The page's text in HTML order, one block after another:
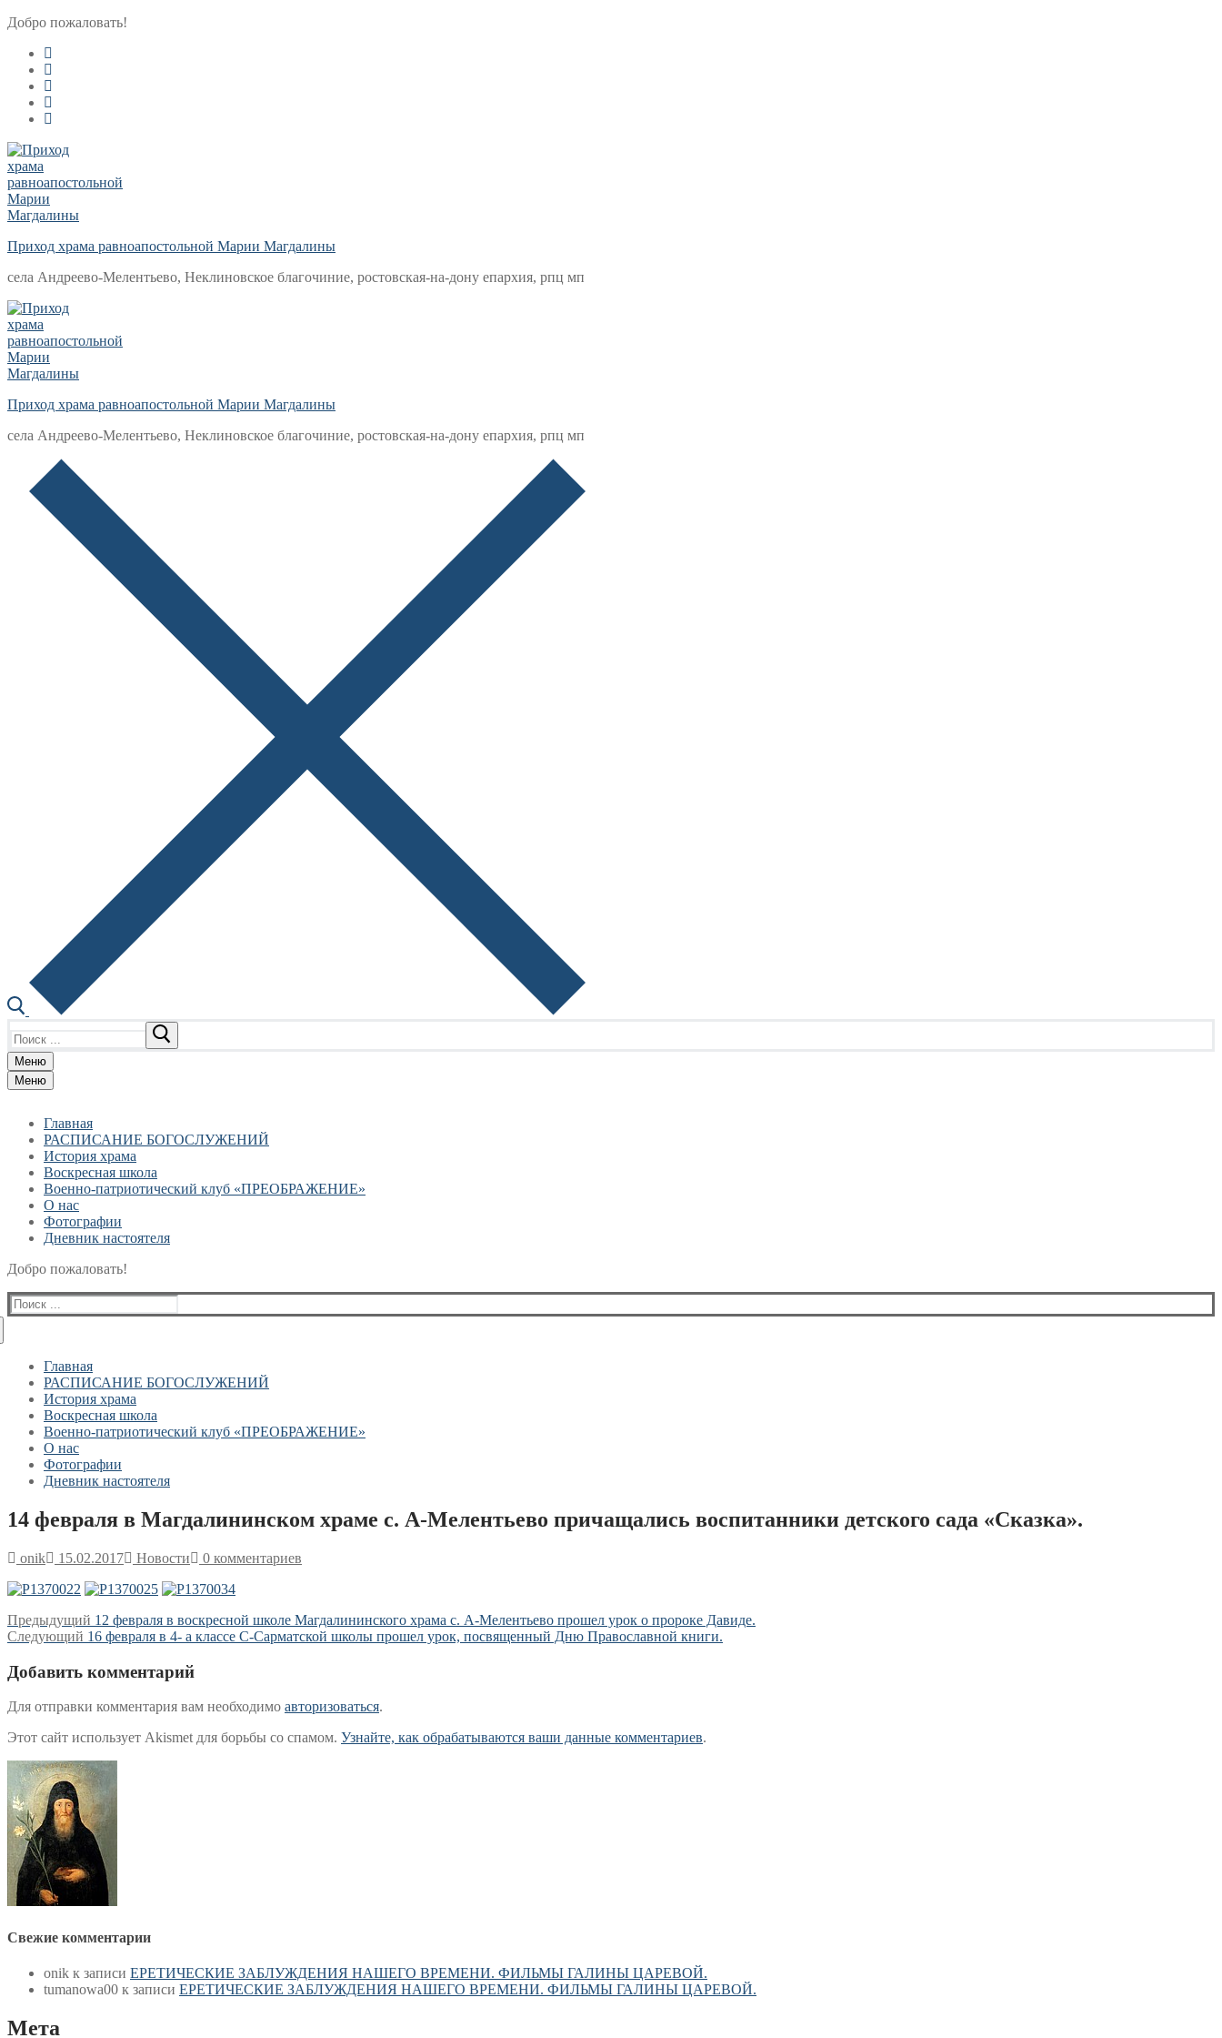
Перейти
содержимому
Меню
Закрыть
Добро пожаловать!
Приход храма равноапостольной Марии Магдалины
села Андреево-Мелентьево, Неклиновское благочиние, ростовская-на-дону епархия, рпц мп
Приход храма равноапостольной Марии Магдалины
села Андреево-Мелентьево, Неклиновское благочиние, ростовская-на-дону епархия, рпц мп
Меню
Меню
Главная
РАСПИСАНИЕ БОГОСЛУЖЕНИЙ
История храма
Воскресная школа
Военно-патриотический клуб «ПРЕОБРАЖЕНИЕ»
О нас
Фотографии
Дневник настоятеля
Добро пожаловать!
Найти:
Главная
РАСПИСАНИЕ БОГОСЛУЖЕНИЙ
История храма
Воскресная школа
Военно-патриотический клуб «ПРЕОБРАЖЕНИЕ»
О нас
Фотографии
Дневник настоятеля
14 февраля в Магдалининском храме с. А-Мелентьево причащались воспитанники детского сада «Сказка».
onik 15.02.2017 Новости 0 комментариев
Навигация
по
записям
Предыдущий Предыдущая
запись:
12 февраля в воскресной школе Магдалининского храма с. А-Мелентьево прошел урок о пророке Давиде.
Следующий Следующая
16 февраля в 4- а классе С-Сарматской школы прошел урок, посвященный Дню Православной книги.
Добавить комментарий
Для отправки комментария вам необходимо авторизоваться.
Этот сайт использует Akismet для борьбы со спамом. Узнайте, как обрабатываются ваши данные комментариев.
Свежие комментарии
onik к записи ЕРЕТИЧЕСКИЕ ЗАБЛУЖДЕНИЯ НАШЕГО ВРЕМЕНИ. ФИЛЬМЫ ГАЛИНЫ ЦАРЕВОЙ.
tumanowa00 к записи ЕРЕТИЧЕСКИЕ ЗАБЛУЖДЕНИЯ НАШЕГО ВРЕМЕНИ. ФИЛЬМЫ ГАЛИНЫ ЦАРЕВОЙ.
Мета